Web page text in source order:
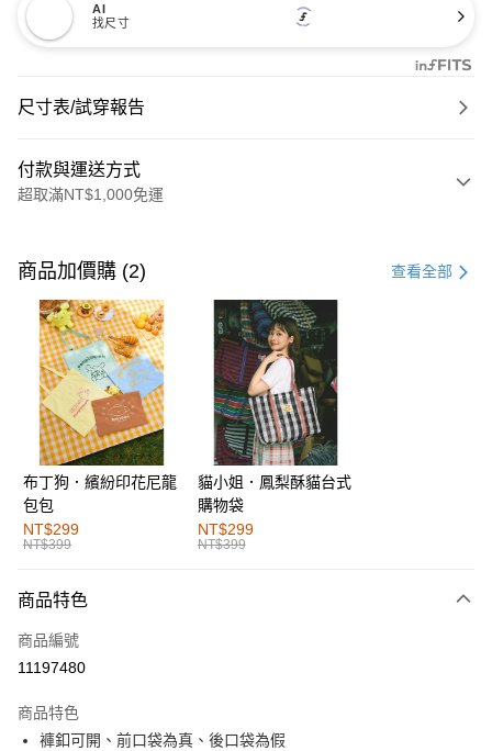
AI
找尺寸
尺寸表/試穿報告
付款與運送方式
超取滿NT$1,000免運
信用卡一次付款
購物金
超商取貨付款
LINE Pay
街口支付
運送方式
全家取貨付款
每筆NT$60，滿NT$1,000(含以上)免運費
付款後全家取貨
萊爾富取貨付款
付款後萊爾富取貨
商品加價購 (2) 查看全部
布丁狗．繽紛印花尼龍
包包
NT$299
NT$399
貓小姐．鳳梨酥貓台式
購物袋
NT$299
NT$399
商品特色
商品編號
11197480
商品特色
褲釦可開、前口袋為真、後口袋為假